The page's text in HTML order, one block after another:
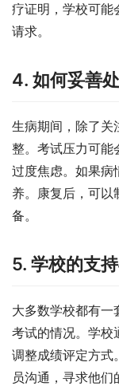
疗证明，学校可能
请求。
4. 如何妥善
生病期间，除了关
整。考试压力可能
过度焦虑。如果病
养。康复后，可以
备。
5. 学校的支
大多数学校都有一
考试的情况。学校
调整成绩评定方式
员沟通，寻求他们